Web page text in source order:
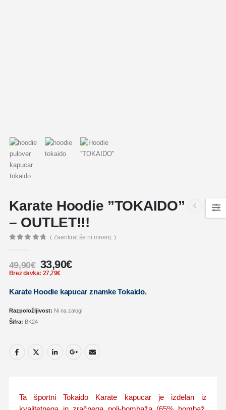
Karate Hoodie ”TOKAIDO”
– OUTLET!!!
( Zaenkrat še ni mnenj. )
49,90€ 33,90€
Brez davka: 27,79€
Karate Hoodie kapucar znamke Tokaido.
Razpoložljivost: Ni na zalogi
Šifra: BK24
Ta športni Tokaido Karate kapucar je izdelan iz